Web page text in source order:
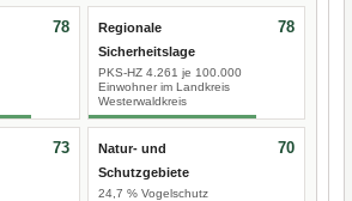
78
Regionale
Sicherheitslage
PKS-HZ 4.261 je 100.000
Einwohner im Landkreis
Westerwaldkreis
78
73
Natur- und
Schutzgebiete
24,7 % Vogelschutz
70